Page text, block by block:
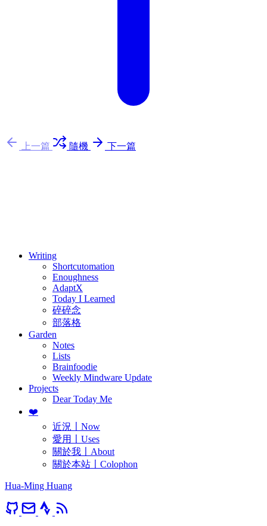
上一篇 隨機
下一篇
Writing
Shortcutomation
Enoughness
AdaptX
Today I Learned
碎碎念
部落格
Garden
Notes
Lists
Brainfoodie
Weekly Mindware Update
Projects
Dear Today Me
❤️
近況〡Now
愛用〡Uses
關於我〡About
關於本站〡Colophon
Hua-Ming Huang